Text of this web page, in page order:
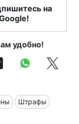
на
удобно!
Штрафы